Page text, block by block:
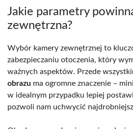
Jakie parametry
zewnętrzna?
Wybór kamery zewnętrznej to
zabezpieczaniu otoczenia, który
ważnych aspektów. Przede
obrazu ma ogromne znaczenie –
w idealnym przypadku lepiej
pozwoli nam uchwycić